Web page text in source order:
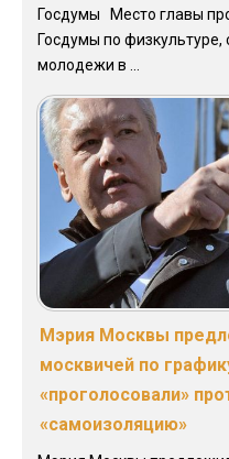
Госдумы Место главы
Госдумы по физкультуре,
молодежи в ...
Мэрия Москвы
москвичей по
«проголосовали»
«самоизоляцию»